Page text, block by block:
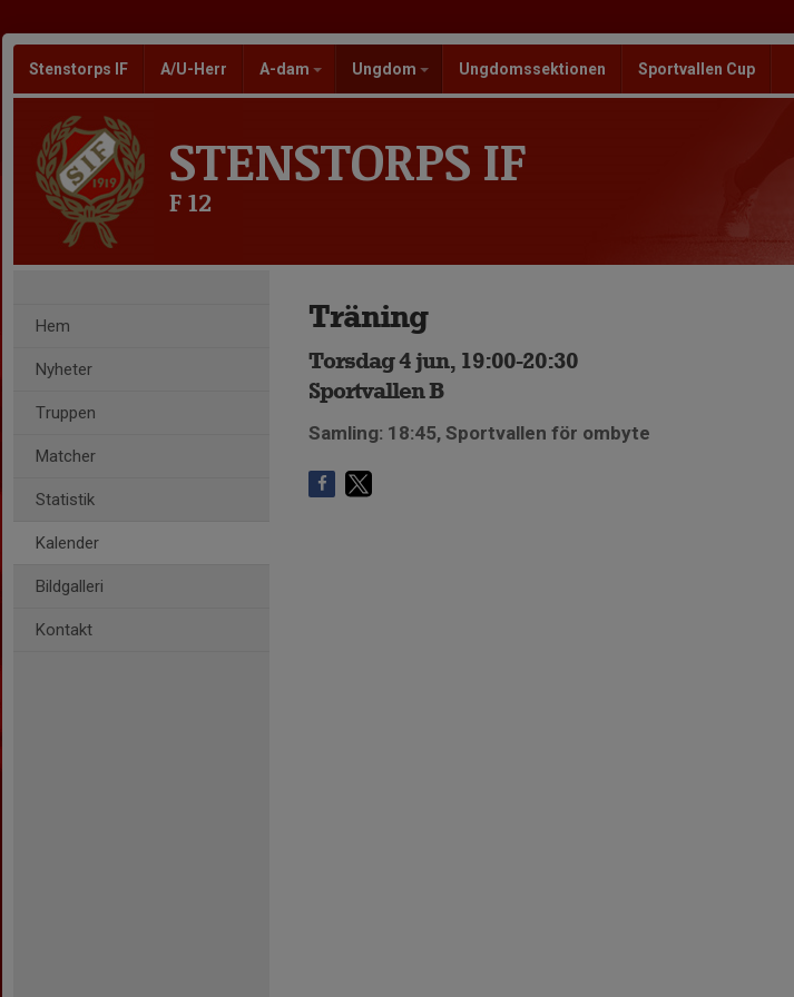
Stenstorps IF A/U-Herr A-dam Ungdom Ungdomssektionen Sportvallen Cup
STENSTORPS IF
F 12
Hem
Nyheter
Truppen
Matcher
Statistik
Kalender
Bildgalleri
Kontakt
Träning
Torsdag 4 jun, 19:00-20:30
Sportvallen B
Samling: 18:45, Sportvallen för ombyte